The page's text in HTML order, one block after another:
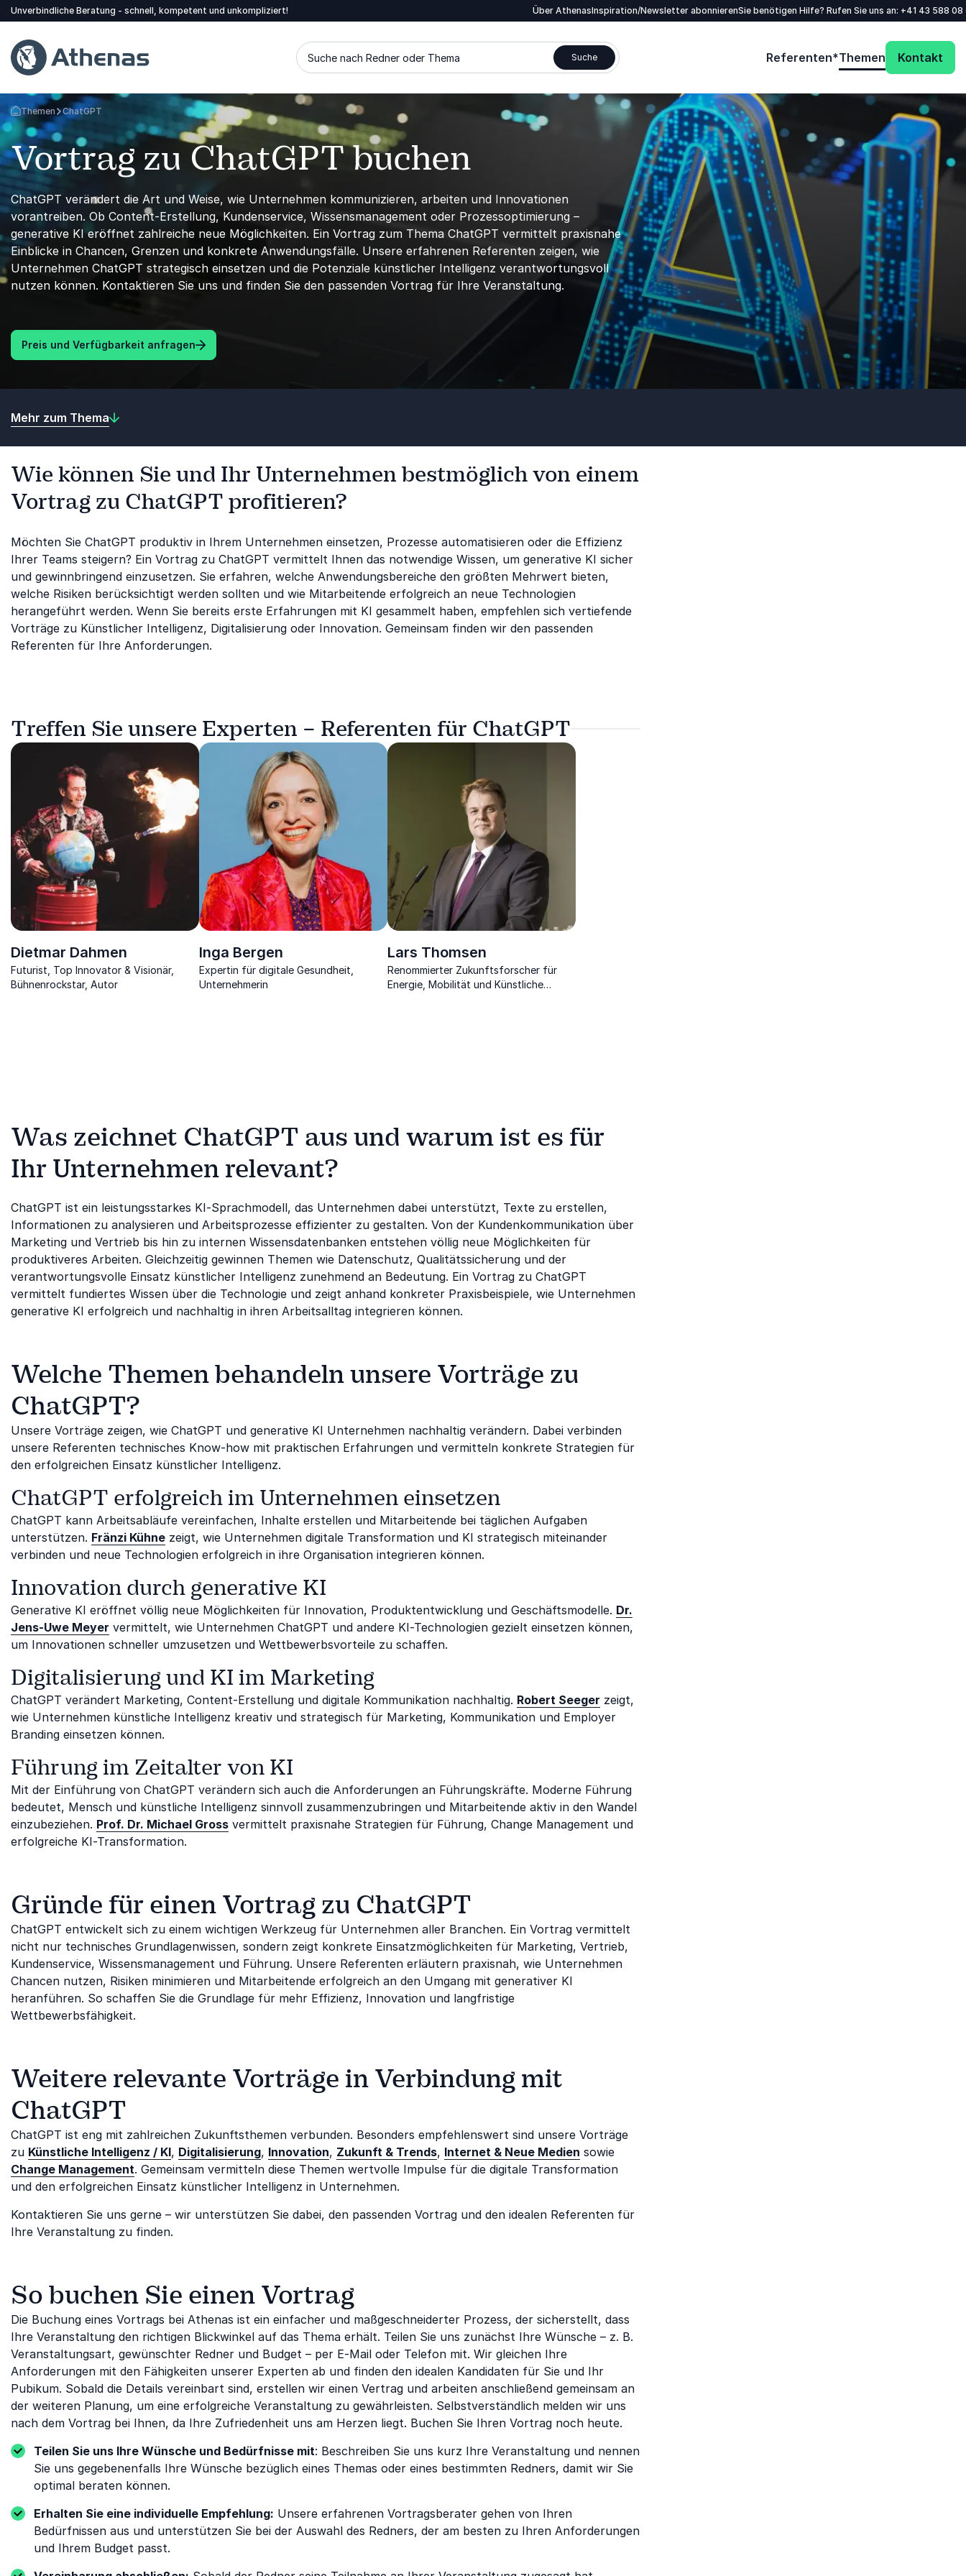
Unverbindliche Beratung - schnell, kompetent und unkompliziert! Über AthenasInspiration/Newsletter abonnierenSie benötigen Hilfe? Rufen Sie uns an: +41 43 588 08
Suche nach Redner oder Thema Suche Referenten*Themen Kontakt
Zurück zur Startseite
Themen ChatGPT
Vortrag zu ChatGPT buchen
ChatGPT verändert die Art und Weise, wie Unternehmen kommunizieren, arbeiten und Innovationen
vorantreiben. Ob Content-Erstellung, Kundenservice, Wissensmanagement oder Prozessoptimierung –
generative KI eröffnet zahlreiche neue Möglichkeiten. Ein Vortrag zum Thema ChatGPT vermittelt praxisnahe
Einblicke in Chancen, Grenzen und konkrete Anwendungsfälle. Unsere erfahrenen Referenten zeigen, wie
Unternehmen ChatGPT strategisch einsetzen und die Potenziale künstlicher Intelligenz verantwortungsvoll
nutzen können. Kontaktieren Sie uns und finden Sie den passenden Vortrag für Ihre Veranstaltung.
Preis und Verfügbarkeit anfragen
Füllen Sie das Kontaktformular aus - wir
melden uns äußerst zeitnah bei Ihnen!
Name*
E-Mail
Telefon
Mehr zum Thema
Wie können Sie und Ihr Unternehmen bestmöglich von einem
Vortrag zu ChatGPT profitieren?
Möchten Sie ChatGPT produktiv in Ihrem Unternehmen einsetzen, Prozesse automatisieren oder die Effizienz
Ihrer Teams steigern? Ein Vortrag zu ChatGPT vermittelt Ihnen das notwendige Wissen, um generative KI sicher
und gewinnbringend einzusetzen. Sie erfahren, welche Anwendungsbereiche den größten Mehrwert bieten,
welche Risiken berücksichtigt werden sollten und wie Mitarbeitende erfolgreich an neue Technologien
herangeführt werden. Wenn Sie bereits erste Erfahrungen mit KI gesammelt haben, empfehlen sich vertiefende
Vorträge zu Künstlicher Intelligenz, Digitalisierung oder Innovation. Gemeinsam finden wir den passenden
Referenten für Ihre Anforderungen.
Treffen Sie unsere Experten – Referenten für ChatGPT
Dietmar Dahmen
Futurist, Top Innovator & Visionär,
Bühnenrockstar, Autor
Inga Bergen
Expertin für digitale Gesundheit,
Unternehmerin
Lars Thomsen
Renommierter Zukunftsforscher für
Energie, Mobilität und Künstliche
Was zeichnet ChatGPT aus und warum ist es für
Ihr Unternehmen relevant?
ChatGPT ist ein leistungsstarkes KI-Sprachmodell, das Unternehmen dabei unterstützt, Texte zu erstellen,
Informationen zu analysieren und Arbeitsprozesse effizienter zu gestalten. Von der Kundenkommunikation über
Marketing und Vertrieb bis hin zu internen Wissensdatenbanken entstehen völlig neue Möglichkeiten für
produktiveres Arbeiten. Gleichzeitig gewinnen Themen wie Datenschutz, Qualitätssicherung und der
verantwortungsvolle Einsatz künstlicher Intelligenz zunehmend an Bedeutung. Ein Vortrag zu ChatGPT
vermittelt fundiertes Wissen über die Technologie und zeigt anhand konkreter Praxisbeispiele, wie Unternehmen
generative KI erfolgreich und nachhaltig in ihren Arbeitsalltag integrieren können.
Welche Themen behandeln unsere Vorträge zu
ChatGPT?
Unsere Vorträge zeigen, wie ChatGPT und generative KI Unternehmen nachhaltig verändern. Dabei verbinden
unsere Referenten technisches Know-how mit praktischen Erfahrungen und vermitteln konkrete Strategien für
den erfolgreichen Einsatz künstlicher Intelligenz.
ChatGPT erfolgreich im Unternehmen einsetzen
ChatGPT kann Arbeitsabläufe vereinfachen, Inhalte erstellen und Mitarbeitende bei täglichen Aufgaben
unterstützen. Fränzi Kühne zeigt, wie Unternehmen digitale Transformation und KI strategisch miteinander
verbinden und neue Technologien erfolgreich in ihre Organisation integrieren können.
Innovation durch generative KI
Generative KI eröffnet völlig neue Möglichkeiten für Innovation, Produktentwicklung und Geschäftsmodelle. Dr.
Jens-Uwe Meyer vermittelt, wie Unternehmen ChatGPT und andere KI-Technologien gezielt einsetzen können,
um Innovationen schneller umzusetzen und Wettbewerbsvorteile zu schaffen.
Digitalisierung und KI im Marketing
ChatGPT verändert Marketing, Content-Erstellung und digitale Kommunikation nachhaltig. Robert Seeger zeigt,
wie Unternehmen künstliche Intelligenz kreativ und strategisch für Marketing, Kommunikation und Employer
Branding einsetzen können.
Führung im Zeitalter von KI
Mit der Einführung von ChatGPT verändern sich auch die Anforderungen an Führungskräfte. Moderne Führung
bedeutet, Mensch und künstliche Intelligenz sinnvoll zusammenzubringen und Mitarbeitende aktiv in den Wandel
einzubeziehen. Prof. Dr. Michael Gross vermittelt praxisnahe Strategien für Führung, Change Management und
erfolgreiche KI-Transformation.
Gründe für einen Vortrag zu ChatGPT
ChatGPT entwickelt sich zu einem wichtigen Werkzeug für Unternehmen aller Branchen. Ein Vortrag vermittelt
nicht nur technisches Grundlagenwissen, sondern zeigt konkrete Einsatzmöglichkeiten für Marketing, Vertrieb,
Kundenservice, Wissensmanagement und Führung. Unsere Referenten erläutern praxisnah, wie Unternehmen
Chancen nutzen, Risiken minimieren und Mitarbeitende erfolgreich an den Umgang mit generativer KI
heranführen. So schaffen Sie die Grundlage für mehr Effizienz, Innovation und langfristige
Wettbewerbsfähigkeit.
Weitere relevante Vorträge in Verbindung mit
ChatGPT
ChatGPT ist eng mit zahlreichen Zukunftsthemen verbunden. Besonders empfehlenswert sind unsere Vorträge
zu Künstliche Intelligenz / KI, Digitalisierung, Innovation, Zukunft & Trends, Internet & Neue Medien sowie
Change Management. Gemeinsam vermitteln diese Themen wertvolle Impulse für die digitale Transformation
und den erfolgreichen Einsatz künstlicher Intelligenz in Unternehmen.
Kontaktieren Sie uns gerne – wir unterstützen Sie dabei, den passenden Vortrag und den idealen Referenten für
Ihre Veranstaltung zu finden.
So buchen Sie einen Vortrag
Die Buchung eines Vortrags bei Athenas ist ein einfacher und maßgeschneiderter Prozess, der sicherstellt, dass
Ihre Veranstaltung den richtigen Blickwinkel auf das Thema erhält. Teilen Sie uns zunächst Ihre Wünsche – z. B.
Veranstaltungsart, gewünschter Redner und Budget – per E-Mail oder Telefon mit. Wir gleichen Ihre
Anforderungen mit den Fähigkeiten unserer Experten ab und finden den idealen Kandidaten für Sie und Ihr
Pubikum. Sobald die Details vereinbart sind, erstellen wir einen Vertrag und arbeiten anschließend gemeinsam an
der weiteren Planung, um eine erfolgreiche Veranstaltung zu gewährleisten. Selbstverständlich melden wir uns
nach dem Vortrag bei Ihnen, da Ihre Zufriedenheit uns am Herzen liegt. Buchen Sie Ihren Vortrag noch heute.
Teilen Sie uns Ihre Wünsche und Bedürfnisse mit: Beschreiben Sie uns kurz Ihre Veranstaltung und nennen
Sie uns gegebenenfalls Ihre Wünsche bezüglich eines Themas oder eines bestimmten Redners, damit wir Sie
optimal beraten können.
Erhalten Sie eine individuelle Empfehlung: Unsere erfahrenen Vortragsberater gehen von Ihren
Bedürfnissen aus und unterstützen Sie bei der Auswahl des Redners, der am besten zu Ihren Anforderungen
und Ihrem Budget passt.